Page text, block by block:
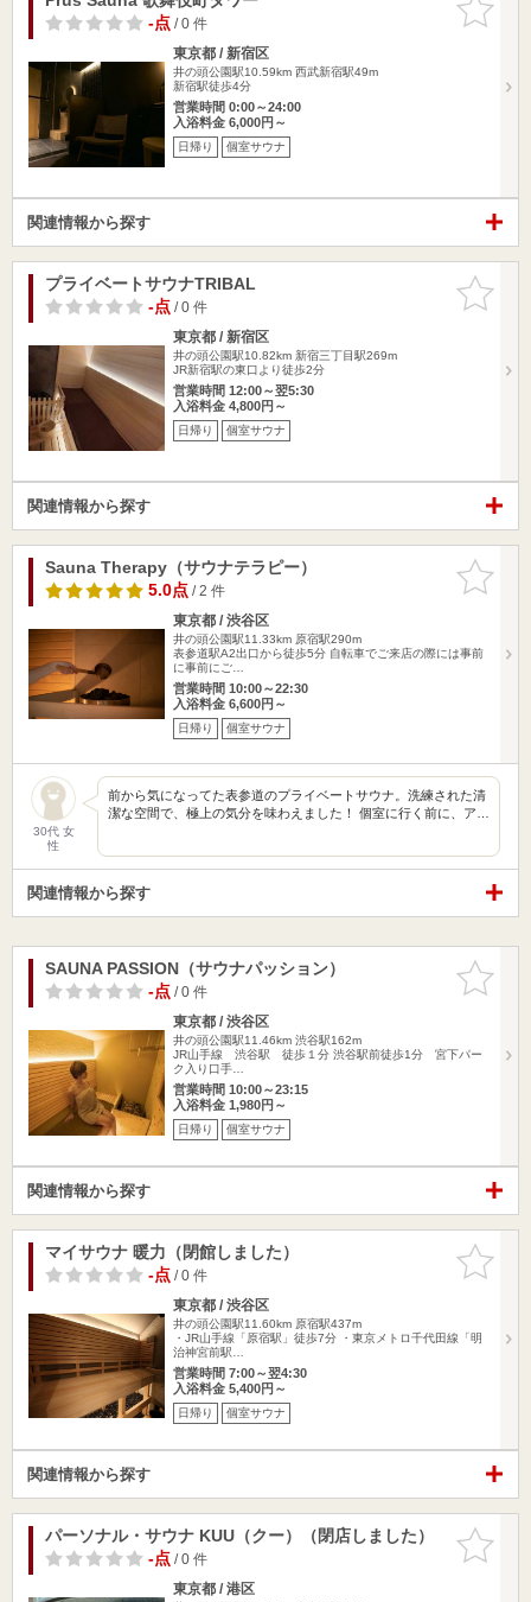
りに追加
-点/ 0 件
東京都 / 新宿区
井の頭公園駅10.59km 西武新宿駅49m
新宿駅徒歩4分
営業時間 0:00～24:00
入浴料金 6,000円～
日帰り 個室サウナ
関連情報から探す
お気に入
りに追加
プライベートサウナTRIBAL
-点/ 0 件
東京都 / 新宿区
井の頭公園駅10.82km 新宿三丁目駅269m
JR新宿駅の東口より徒歩2分
営業時間 12:00～翌5:30
入浴料金 4,800円～
日帰り 個室サウナ
関連情報から探す
お気に入
りに追加
Sauna Therapy（サウナテラピー）
5.0点/ 2 件
東京都 / 渋谷区
井の頭公園駅11.33km 原宿駅290m
表参道駅A2出口から徒歩5分 自転車でご来店の際には事前
に事前にご…
営業時間 10:00～22:30
入浴料金 6,600円～
日帰り 個室サウナ
30代 女
性
前から気になってた表参道のプライベートサウナ。洗練された清
潔な空間で、極上の気分を味わえました！ 個室に行く前に、ア…
関連情報から探す
お気に入
りに追加
SAUNA PASSION（サウナパッション）
-点/ 0 件
東京都 / 渋谷区
井の頭公園駅11.46km 渋谷駅162m
JR山手線 渋谷駅 徒歩１分 渋谷駅前徒歩1分 宮下パー
ク入り口手…
営業時間 10:00～23:15
入浴料金 1,980円～
日帰り 個室サウナ
関連情報から探す
お気に入
りに追加
マイサウナ 暖力（閉館しました）
-点/ 0 件
東京都 / 渋谷区
井の頭公園駅11.60km 原宿駅437m
・JR山手線「原宿駅」徒歩7分 ・東京メトロ千代田線「明
治神宮前駅…
営業時間 7:00～翌4:30
入浴料金 5,400円～
日帰り 個室サウナ
関連情報から探す
お気に入
りに追加
パーソナル・サウナ KUU（クー）（閉店しました）
-点/ 0 件
東京都 / 港区